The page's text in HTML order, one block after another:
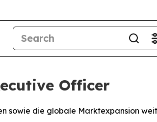
Officer
sowie die globale Marktexpansion